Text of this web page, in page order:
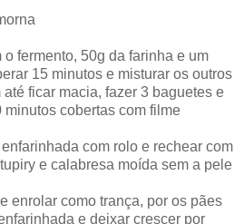
fermento, 50g da farinha e um
15 minutos e misturar os outros
ficar macia, fazer 3 baguetes e
cobertas com filme
com rolo e rechear com
e calabresa moída sem a pele
enrolar como trança, por os pães
e deixar crescer por